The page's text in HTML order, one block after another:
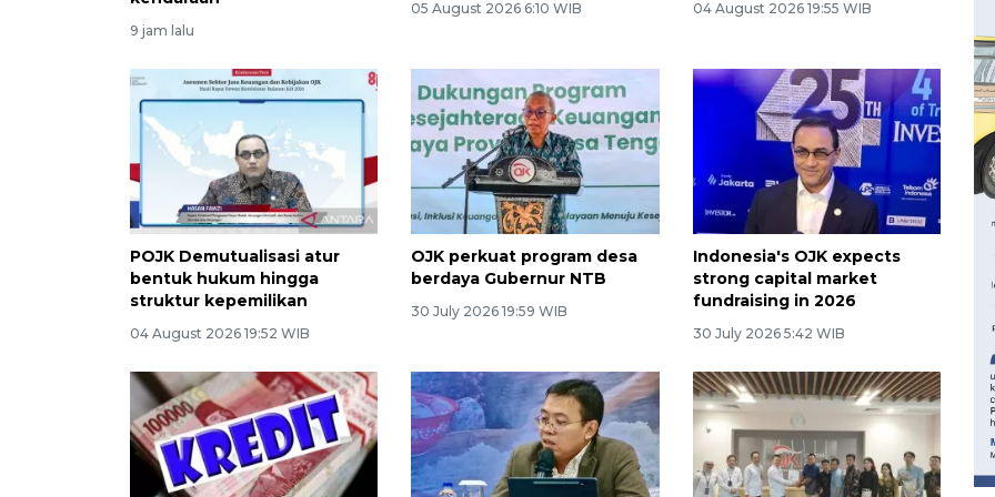
9 jam lalu
05 August 2026 6:10 WIB 04 August 2026 19:55 WIB
POJK Demutualisasi atur
bentuk hukum hingga
struktur kepemilikan
04 August 2026 19:52 WIB
OJK perkuat program desa
berdaya Gubernur NTB
30 July 2026 19:59 WIB
Indonesia's OJK expects
strong capital market
fundraising in 2026
30 July 2026 5:42 WIB
160 ribu sambungan baru
jaringan gas 2026